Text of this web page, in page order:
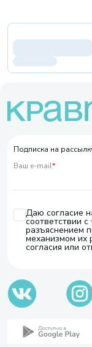
Подписка на
Ваш e-mail*
Даю согласие
соответствии с
разъяснением
механизмом их
согласия или